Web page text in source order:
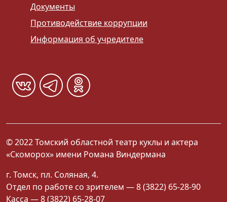
Документы
Противодействие коррупции
Информация об учредителе
© 2022 Томский областной театр куклы и актера
«Скоморох» имени Романа Виндермана
г. Томск, пл. Соляная, 4.
Отдел по работе со зрителем — 8 (3822) 65-28-90
Касса — 8 (3822) 65-28-07